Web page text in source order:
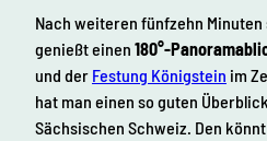
Nach weiteren fünfzehn Minuten
genießt einen 180°-
und der Festung Königstein im
hat man einen so guten
Sächsischen Schweiz. Den